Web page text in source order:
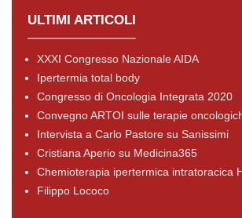
ULTIMI ARTICOLI
XXXI Congresso Nazionale AIDA
Ipertermia total body
Congresso di Oncologia Integrata 2020
Convegno ARTOI sulle terapie
Intervista a Carlo Pastore su Sanissimi
Cristiana Aperio su Medicina365
Chemioterapia ipertermica intratoracica
Filippo Lococo